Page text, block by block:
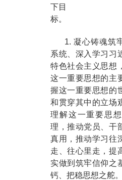
下目
标。
1. 凝心铸魂筑
系统、深入学习习
特色社会主义思想
这一重要思想的主
握这一重要思想的
和贯穿其中的立场
理解这一重要思
理，推动党员、干
真用，推动学习往
走、往心里走，提
实做到筑牢信仰之
钙、把稳思想之舵。